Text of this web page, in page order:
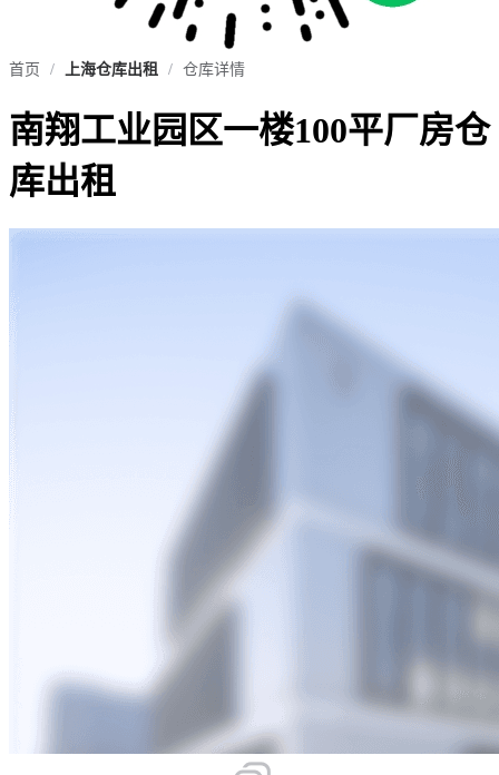
首页 / 上海仓库出租 / 仓库详情
南翔工业园区一楼100平厂房仓
库出租